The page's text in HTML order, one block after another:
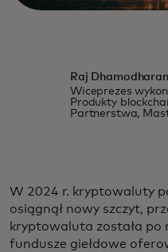
Raj Dhamodharan
Wiceprezes
Produkty
Partnerstwa,
W 2024 r. kryptowaluty
osiągnął nowy szczyt,
kryptowaluta została po
fundusze giełdowe